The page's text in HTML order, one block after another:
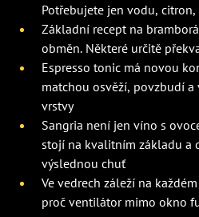
Potřebujete jen vodu,
Základní recept na
obměn. Některé určitě
Espresso tonic má novou
matchou osvěží, povzbudí
vrstvy
Sangria není jen víno s
stojí na kvalitním základu a
výslednou chuť
Ve vedrech záleží na
proč ventilátor mimo okno